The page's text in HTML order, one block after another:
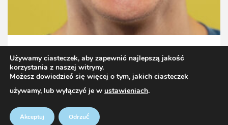
Co na ból wyrastającej ósemki?
3 lata temu Dr Robert
Używamy ciasteczek, aby zapewnić najlepszą jakość
korzystania z naszej witryny.
Możesz dowiedzieć się więcej o tym, jakich ciasteczek
używamy, lub wyłączyć je w ustawieniach.
Akceptuj Odrzuć